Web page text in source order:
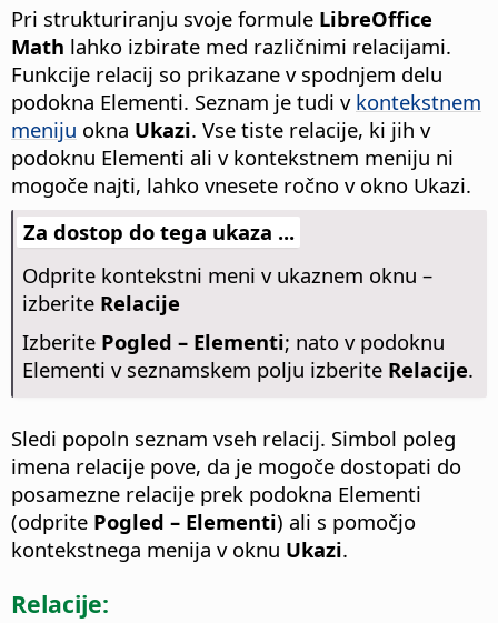
Pri strukturiranju svoje formule LibreOffice
Math lahko izbirate med različnimi relacijami.
Funkcije relacij so prikazane v spodnjem delu
podokna Elementi. Seznam je tudi v kontekstnem
meniju okna Ukazi. Vse tiste relacije, ki jih v
podoknu Elementi ali v kontekstnem meniju ni
mogoče najti, lahko vnesete ročno v okno Ukazi.
Za dostop do tega ukaza ...
Odprite kontekstni meni v ukaznem oknu –
izberite Relacije
Izberite Pogled – Elementi; nato v podoknu
Elementi v seznamskem polju izberite Relacije.
Sledi popoln seznam vseh relacij. Simbol poleg
imena relacije pove, da je mogoče dostopati do
posamezne relacije prek podokna Elementi
(odprite Pogled – Elementi) ali s pomočjo
kontekstnega menija v oknu Ukazi.
Relacije: